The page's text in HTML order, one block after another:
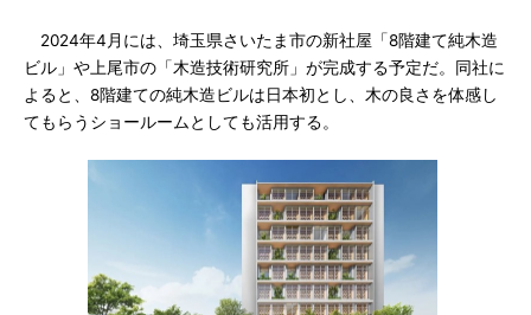
2024年4月には、埼玉県さいたま市の新社屋「8階建て純木造
ビル」や上尾市の「木造技術研究所」が完成する予定だ。同社に
よると、8階建ての純木造ビルは日本初とし、木の良さを体感し
てもらうショールームとしても活用する。